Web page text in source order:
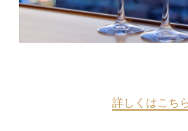
詳しくはこち